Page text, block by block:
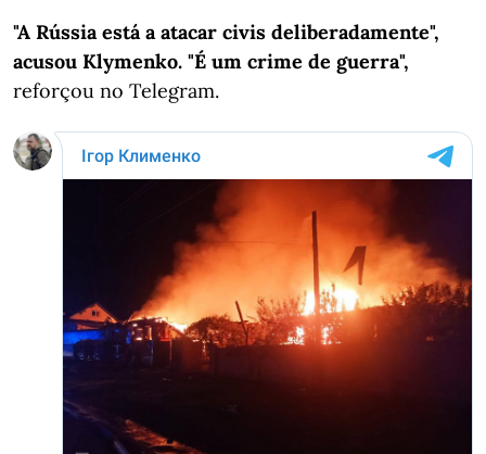
"A Rússia está a atacar civis deliberadamente",
acusou Klymenko. "É um crime de guerra",
reforçou no Telegram.